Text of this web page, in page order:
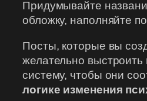
Придумывайте
обложку, наполняйте
Посты, которые вы
желательно
систему, чтобы они
логике изменения